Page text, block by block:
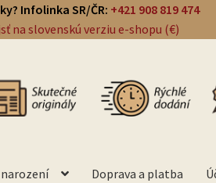
Infolinka SR/ČR: +421 908 819 474
na slovenskú verziu e-shopu (€)
Doprava a platba